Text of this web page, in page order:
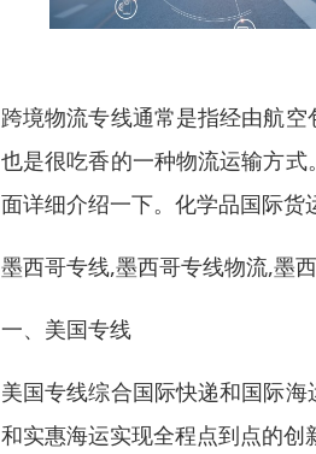
跨境物流专线通常是指经由航
也是很吃香的一种物流运输方
面详细介绍一下。化学品国际货
墨西哥专线,墨西哥专线物流,墨
一、美国专线
美国专线综合国际快递和国际
和实惠海运实现全程点到点的创